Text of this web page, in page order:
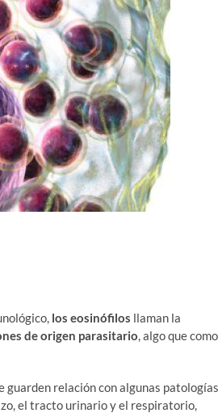
los eosinófilos llaman la
de origen parasitario, algo que como
guarden relación con algunas patologías
el tracto urinario y el respiratorio,